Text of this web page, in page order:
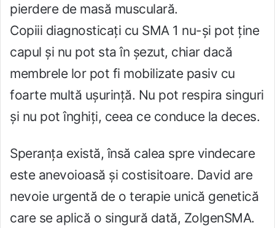
pierdere de masă musculară.
Copiii diagnosticați cu SMA 1 nu-și pot ține
capul și nu pot sta în șezut, chiar dacă
membrele lor pot fi mobilizate pasiv cu
foarte multă ușurință. Nu pot respira singuri
și nu pot înghiți, ceea ce conduce la deces.
Speranța există, însă calea spre vindecare
este anevoioasă și costisitoare. David are
nevoie urgentă de o terapie unică genetică
care se aplică o singură dată, ZolgenSMA.